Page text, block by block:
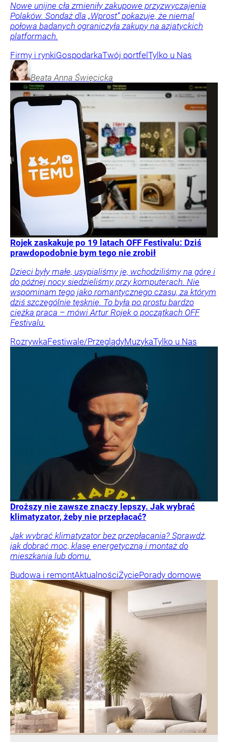
Nowe unijne cła zmieniły zakupowe przyzwyczajenia
Polaków. Sondaż dla „Wprost” pokazuje, że niemal
połowa badanych ograniczyła zakupy na azjatyckich
platformach.
Firmy i rynkiGospodarkaTwój portfel Tylko u Nas
Beata Anna Święcicka
Rojek zaskakuje po 19 latach OFF Festivalu: Dziś
prawdopodobnie bym tego nie zrobił
Dzieci były małe, usypialiśmy je, wchodziliśmy na górę i
do późnej nocy siedzieliśmy przy komputerach. Nie
wspominam tego jako romantycznego czasu, za którym
dziś szczególnie tęsknię. To była po prostu bardzo
ciężka praca – mówi Artur Rojek o początkach OFF
Festivalu.
RozrywkaFestiwale/PrzeglądyMuzykaTylko u Nas
Droższy nie zawsze znaczy lepszy. Jak wybrać
klimatyzator, żeby nie przepłacać?
Jak wybrać klimatyzator bez przepłacania? Sprawdź,
jak dobrać moc, klasę energetyczną i montaż do
mieszkania lub domu.
Budowa i remontAktualnościŻyciePorady domowe